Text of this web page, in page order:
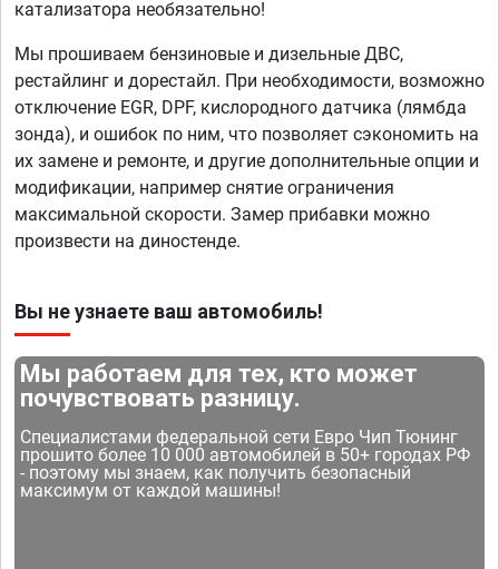
катализатора необязательно!
Мы прошиваем бензиновые и дизельные ДВС,
рестайлинг и дорестайл. При необходимости, возможно
отключение EGR, DPF, кислородного датчика (лямбда
зонда), и ошибок по ним, что позволяет сэкономить на
их замене и ремонте, и другие дополнительные опции и
модификации, например снятие ограничения
максимальной скорости. Замер прибавки можно
произвести на диностенде.
Вы не узнаете ваш автомобиль!
Мы работаем для тех, кто может
почувствовать разницу.
Специалистами федеральной сети Евро Чип Тюнинг
прошито более 10 000 автомобилей в 50+ городах РФ
- поэтому мы знаем, как получить безопасный
максимум от каждой машины!